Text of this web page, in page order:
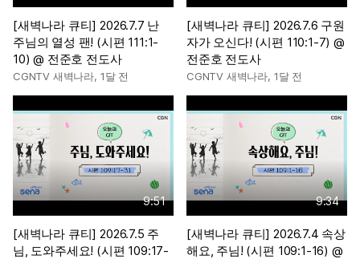
[새벽나라 큐티] 2026.7.7 난
주님의 열성 팬! (시편 111:1-
10) @ 전준호 전도사
CGNTV 새벽나라, 1달 전
[새벽나라 큐티] 2026.7.6 구원
자가 오신다! (시편 110:1-7) @
전준호 전도사
CGNTV 새벽나라, 1달 전
9:51
[새벽나라 큐티] 2026.7.5 주
님, 도와주세요! (시편 109:17-
9:34
[새벽나라 큐티] 2026.7.4 속상
해요, 주님! (시편 109:1-16) @